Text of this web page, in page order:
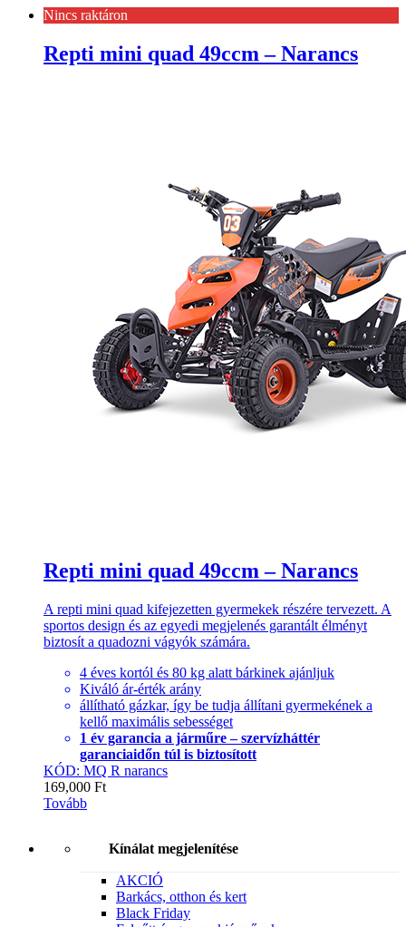
Nincs raktáron
Repti mini quad 49ccm – Narancs
Repti mini quad 49ccm – Narancs
A repti mini quad kifejezetten gyermekek részére tervezett. A
sportos design és az egyedi megjelenés garantált élményt
biztosít a quadozni vágyók számára.
4 éves kortól és 80 kg alatt bárkinek ajánljuk
Kiváló ár-érték arány
állítható gázkar, így be tudja állítani gyermekének a
kellő maximális sebességet
1 év garancia a járműre – szervízháttér
garanciaidőn túl is biztosított
KÓD: MQ R narancs
169,000 Ft
Tovább
Kínálat megjelenítése
AKCIÓ
Barkács, otthon és kert
Black Friday